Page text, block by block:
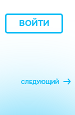
ВОЙТИ
СЛЕДУЮЩИЙ